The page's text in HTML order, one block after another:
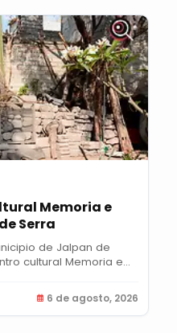
Memoria e
Serra
de Jalpan de
cultural Memoria e...
6 de agosto, 2026